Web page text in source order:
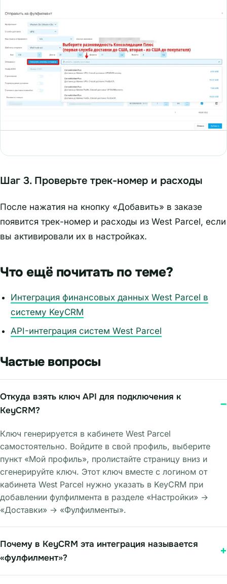
Шаг 3. Проверьте трек-номер и расходы
После нажатия на кнопку «Добавить» в заказе
появится трек-номер и расходы из West Parcel, если
вы активировали их в настройках.
Что ещё почитать по теме?
Интеграция финансовых данных West Parcel в
систему KeyCRM
API-интеграция систем West Parcel
Частые вопросы
Откуда взять ключ API для подключения к
KeyCRM?
Ключ генерируется в кабинете West Parcel
самостоятельно. Войдите в свой профиль, выберите
пункт «Мой профиль», пролистайте страницу вниз и
сгенерируйте ключ. Этот ключ вместе с логином от
кабинета West Parcel нужно указать в KeyCRM при
добавлении фулфилмента в разделе «Настройки» →
«Доставки» → «Фулфилменты».
Почему в KeyCRM эта интеграция называется
«фулфилмент»?